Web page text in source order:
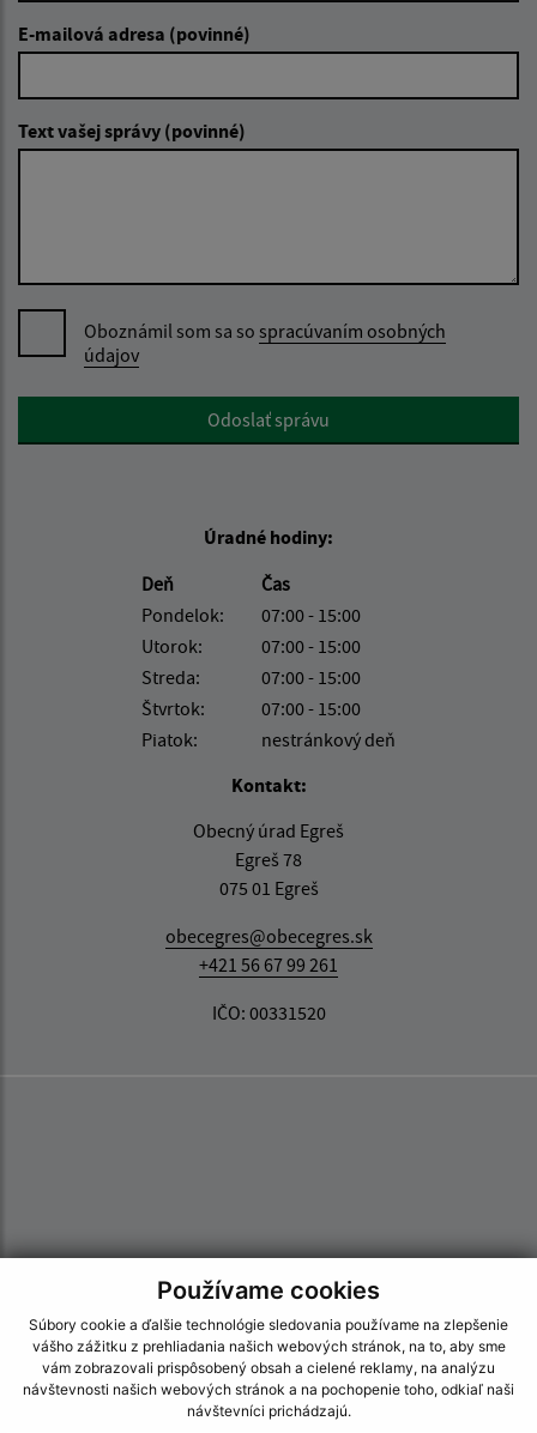
Používame cookies
Súbory cookie a ďalšie technológie sledovania používame na zlepšenie
vášho zážitku z prehliadania našich webových stránok, na to, aby sme
vám zobrazovali prispôsobený obsah a cielené reklamy, na analýzu
návštevnosti našich webových stránok a na pochopenie toho, odkiaľ naši
návštevníci prichádzajú.
E-mailová adresa (povinné)
Text vašej správy (povinné)
Oboznámil som sa so spracúvaním osobných
údajov
Google reCaptcha ResponseOdoslať správu
Úradné hodiny:
Deň
Čas
Pondelok:
07:00 - 15:00
Utorok:
07:00 - 15:00
Streda:
07:00 - 15:00
Štvrtok:
07:00 - 15:00
Piatok:
nestránkový deň
Kontakt:
Obecný úrad Egreš
Egreš 78
075 01 Egreš
obecegres@obecegres.sk
+421 56 67 99 261
IČO: 00331520